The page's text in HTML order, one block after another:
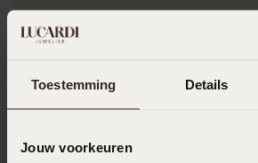
Toestemming Details
Jouw voorkeuren